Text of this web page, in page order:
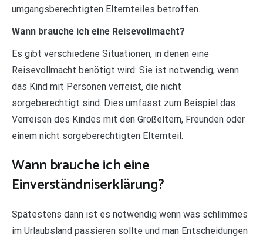
umgangsberechtigten Elternteiles betroffen.
Wann brauche ich eine Reisevollmacht?
Es gibt verschiedene Situationen, in denen eine
Reisevollmacht benötigt wird: Sie ist notwendig, wenn
das Kind mit Personen verreist, die nicht
sorgeberechtigt sind. Dies umfasst zum Beispiel das
Verreisen des Kindes mit den Großeltern, Freunden oder
einem nicht sorgeberechtigten Elternteil.
Wann brauche ich eine
Einverständniserklärung?
Spätestens dann ist es notwendig wenn was schlimmes
im Urlaubsland passieren sollte und man Entscheidungen